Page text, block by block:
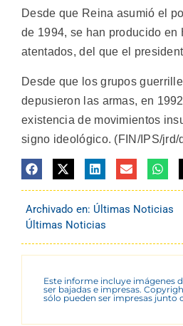
Desde que Reina asumió el
de 1994, se han producido en
atentados, del que el
Desde que los grupos
depusieron las armas, en
existencia de movimientos
signo ideológico. (FIN/IPS/jrd/
Archivado en: Últimas Noticias
Últimas Noticias
Este informe incluye imágenes
ser bajadas e impresas.
sólo pueden ser impresas junto